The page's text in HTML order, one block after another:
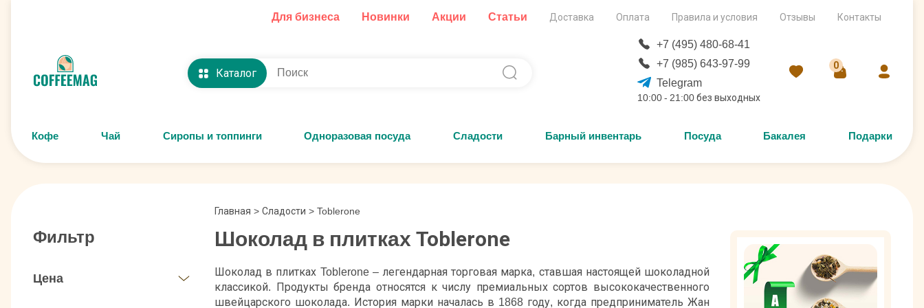
Для бизнеса Новинки Акции Статьи Доставка Оплата Правила и условия Отзывы Контакты
Каталог
+7 (495) 480-68-41
+7 (985) 643-97-99
Telegram
10:00 - 21:00 без выходных
0
Кофе Чай Сиропы и топпинги Одноразовая посуда Сладости Барный инвентарь Посуда Бакалея Подарки
Фильтр
Цена
Главная > Сладости > Toblerone
Шоколад в плитках Toblerone
Шоколад в плитках Toblerone – легендарная торговая марка, ставшая настоящей шоколадной
классикой. Продукты бренда относятся к числу премиальных сортов высококачественного
швейцарского шоколада. История марки началась в 1868 году, когда предприниматель Жан